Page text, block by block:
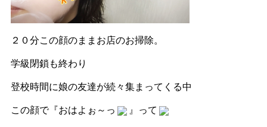
２０分この顔のままお店のお掃除。
学級閉鎖も終わり
登校時間に娘の友達が続々集まってくる中
この顔で『おはよぉ～っ 』って